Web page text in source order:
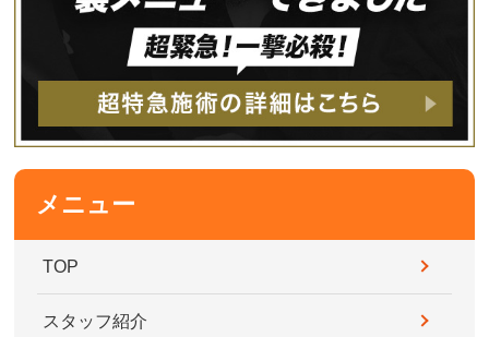
メニュー
TOP
スタッフ紹介